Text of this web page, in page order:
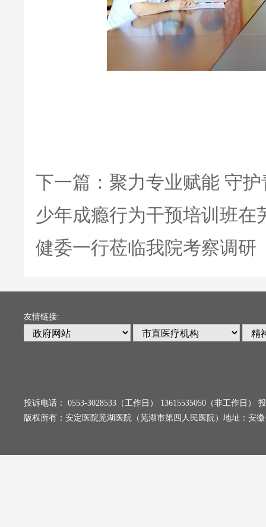
下一篇： 聚力专业赋能 守
少年成瘾行为干预培训班在
健委一行莅临我院考察调研
友情链接:
投诉电话： 0553-3028533（工作日） 13615535050（非工作日）
版权所有：安定医院芜湖医院（芜湖市第四人民医院）地址：